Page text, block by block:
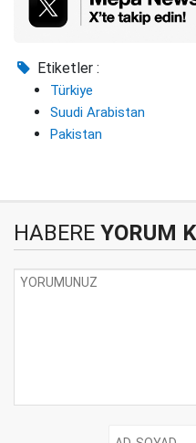
Etiketler :
Türkiye
Suudi Arabistan
Pakistan
HABERE YORUM